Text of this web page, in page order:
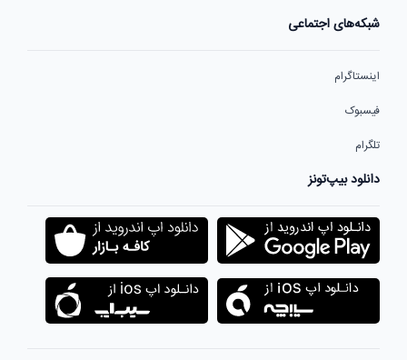
شبکه‌های اجتماعی
اینستاگرام
فیسبوک
تلگرام
دانلود بیپ‌تونز